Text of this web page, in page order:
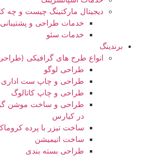
دیجیتال مارکتینگ چیست و چه
خدمات طراحی و
خدمات سئو
برندینگ
انواع طرح های گرافیکی
طراحی لوگو
طراحی و چاپ ست اداری
طراحی و چاپ کاتالوگ
طراحی و ساخت موشن
در کیارس
ساخت تیزر با پرده
ساخت انیمیشن
طراحی بسته بندی